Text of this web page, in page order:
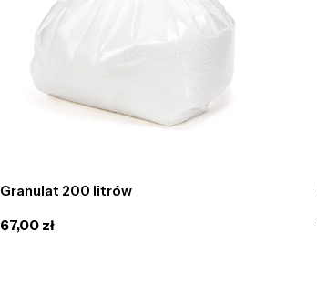
Granulat 200 litrów
Cena
67,00 zł